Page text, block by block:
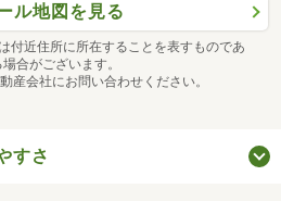
ル地図を見る
付近住所に所在することを表すものであ
合がございます。
産会社にお問い合わせください。
すさ